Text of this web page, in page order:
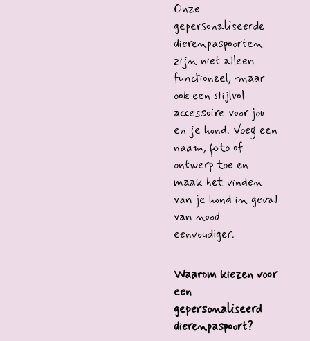
Onze
gepersonaliseerde
dierenpaspoorten
zijn niet alleen
functioneel, maar
ook een stijlvol
accessoire voor jou
en je hond. Voeg een
naam, foto of
ontwerp toe en
maak het vinden
van je hond in geval
van nood
eenvoudiger.
Waarom kiezen voor
een
gepersonaliseerd
dierenpaspoort?